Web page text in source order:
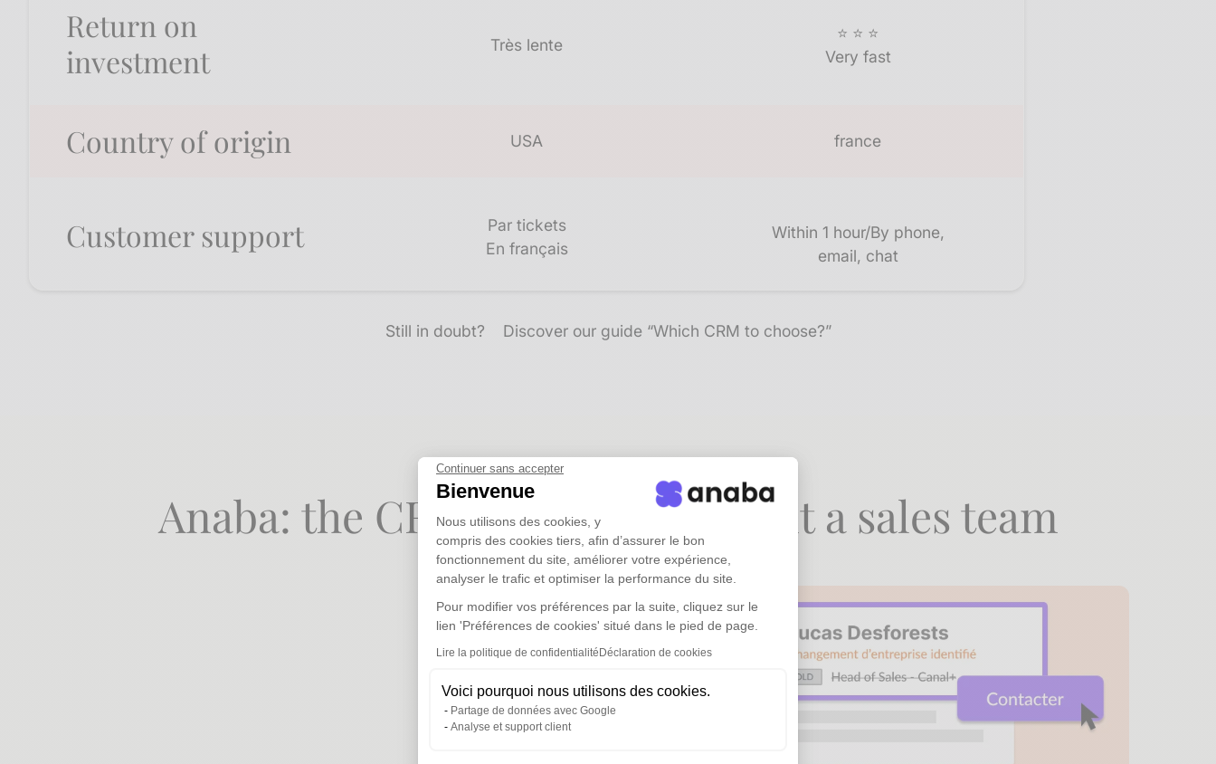
Continuer sans accepter
Bienvenue
Nous utilisons des cookies, y
compris des cookies tiers, afin d’assurer le bon
fonctionnement du site, améliorer votre expérience,
analyser le trafic et optimiser la performance du site.
Pour modifier vos préférences par la suite, cliquez sur le
lien 'Préférences de cookies' situé dans le pied de page.
Lire la politique de confidentialité Déclaration de cookies
Voici pourquoi nous utilisons des cookies.
Partage de données avec Google
Analyse et support client
Return on
investment
Très lente
⭐ ⭐ ⭐
Very fast
Country of origin USA france
Customer support
Par tickets
En français​
Within 1 hour/By phone,
email, chat
Still in doubt? Discover our guide “Which CRM to choose?”
Anaba: the CRM for SMEs without a sales team